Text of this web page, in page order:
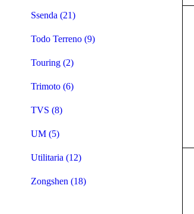
Ssenda (21)
Todo Terreno (9)
Touring (2)
Trimoto (6)
TVS (8)
UM (5)
Utilitaria (12)
Zongshen (18)